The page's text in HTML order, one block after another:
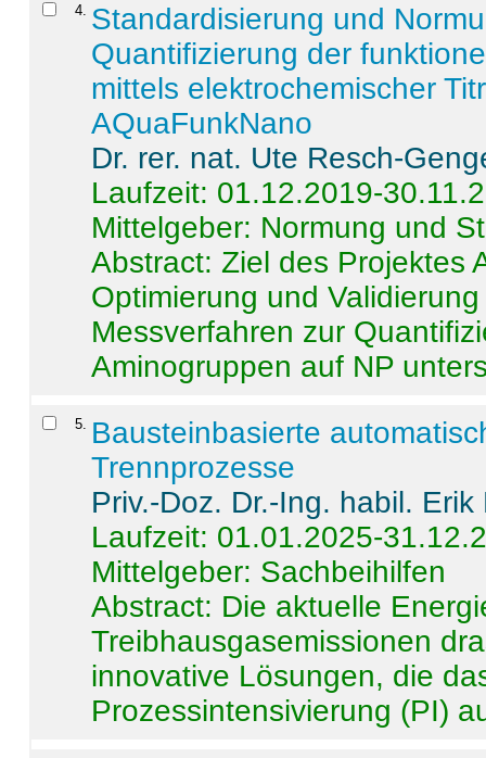
4 Standardisierung und
Quantifizierung der
mittels elektrochemischer
AQuaFunkNano
Dr. rer. nat. Ute Resch-
Laufzeit: 01.12.2019-
Mittelgeber: Normung und
Abstract:Ziel des Projektes
Optimierung und
Messverfahren zur
Aminogruppen auf NP
5
Bausteinbasierte
Trennprozesse
Priv.-Doz. Dr.-Ing. habil. Erik
Laufzeit: 01.01.2025-
Mittelgeber: Sachbeihilfen
Abstract: Die aktuelle
Treibhausgasemissionen
innovative Lösungen, die
Prozessintensivierung (PI)